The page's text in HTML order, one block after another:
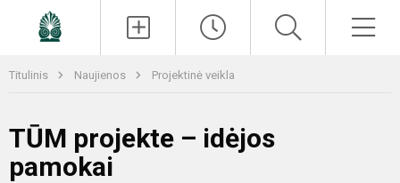
Titulinis Naujienos Projektinė veikla
TŪM projekte – idėjos
pamokai